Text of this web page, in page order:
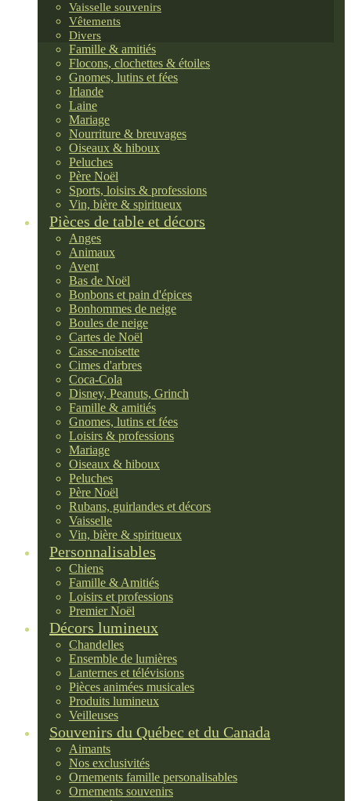
Vaisselle souvenirs
Vêtements
Divers
Famille & amitiés
Flocons, clochettes & étoiles
Gnomes, lutins et fées
Irlande
Laine
Mariage
Nourriture & breuvages
Oiseaux & hiboux
Peluches
Père Noël
Sports, loisirs & professions
Vin, bière & spiritueux
Pièces de table et décors
Anges
Animaux
Avent
Bas de Noël
Bonbons et pain d'épices
Bonhommes de neige
Boules de neige
Cartes de Noël
Casse-noisette
Cimes d'arbres
Coca-Cola
Disney, Peanuts, Grinch
Famille & amitiés
Gnomes, lutins et fées
Loisirs & professions
Mariage
Oiseaux & hiboux
Peluches
Père Noël
Rubans, guirlandes et décors
Vaisselle
Vin, bière & spiritueux
Personnalisables
Chiens
Famille & Amitiés
Loisirs et professions
Premier Noël
Décors lumineux
Chandelles
Ensemble de lumières
Lanternes et télévisions
Pièces animées musicales
Produits lumineux
Veilleuses
Souvenirs du Québec et du Canada
Aimants
Nos exclusivités
Ornements famille personalisables
Ornements souvenirs